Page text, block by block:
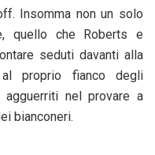
Insomma non un solo
quello che Roberts e
seduti davanti alla
proprio fianco degli
agguerriti nel provare a
bianconeri.